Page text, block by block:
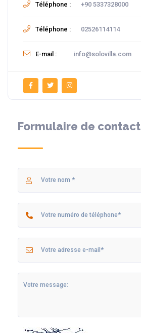
Téléphone : +90 5337328000
Téléphone : 02526114114
E-mail : info@solovilla.com
Formulaire de contact